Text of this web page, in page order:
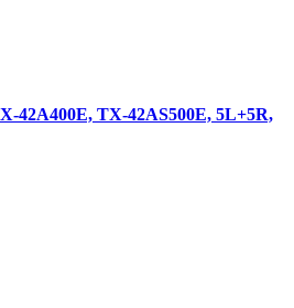
42A400E, TX-42AS500E, 5L+5R,